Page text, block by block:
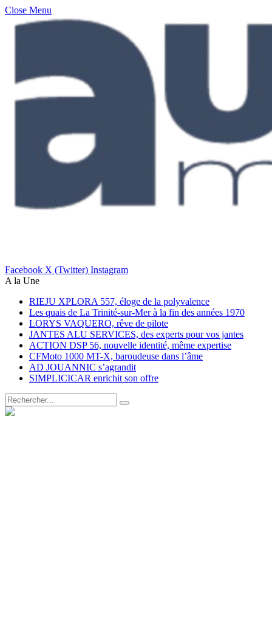
Close Menu
Facebook X (Twitter) Instagram
A la Une
RIEJU XPLORA 557, éloge de la polyvalence
Les quais de La Trinité-sur-Mer à la fin des années 1970
LORYS VAQUERO, rêve de pilote
JANTES ALU SERVICES, des experts pour vos jantes
ACTION DSP 56, nouvelle identité, même expertise
CFMoto 1000 MT-X, baroudeuse dans l’âme
AD JOUANNIC s’agrandit
SIMPLICICAR enrichit son offre